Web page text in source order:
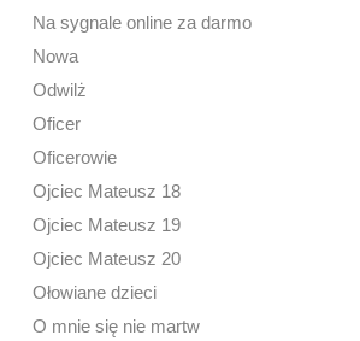
Na sygnale online za darmo
Nowa
Odwilż
Oficer
Oficerowie
Ojciec Mateusz 18
Ojciec Mateusz 19
Ojciec Mateusz 20
Ołowiane dzieci
O mnie się nie martw